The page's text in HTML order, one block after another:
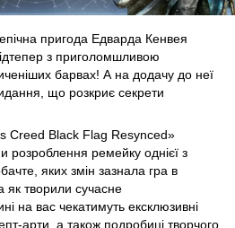
пригода Едварда Кенвея
з приголомшливою
барвах! А на додачу до неї
що розкриє секрети
Creed Black Flag Resynced»
розроблення ремейку однієї з
яких змін зазнала гра в
як творили сучасне
на вас чекатимуть ексклюзивні
арти, а також подробиці творчого